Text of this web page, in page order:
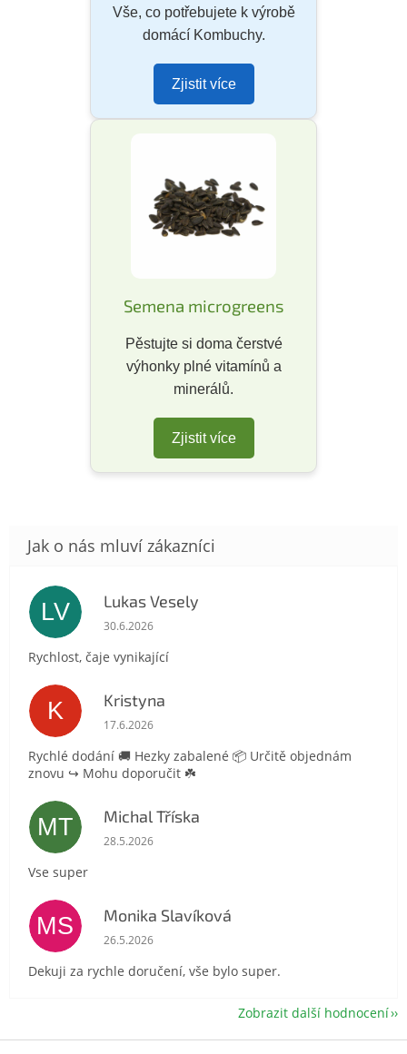
Vše, co potřebujete k výrobě
domácí Kombuchy.
Zjistit více
Semena microgreens
Pěstujte si doma čerstvé
výhonky plné vitamínů a
minerálů.
Zjistit více
LV Lukas Vesely
Hodnocení obchodu je 5 z 5 hvězdiček.
30.6.2026
Rychlost, čaje vynikající
K Kristyna
Hodnocení obchodu je 5 z 5 hvězdiček.
17.6.2026
Rychlé dodání 🚚 Hezky zabalené 📦 Určitě objednám
znovu ↪️ Mohu doporučit ☘️
MT Michal Tříska
Hodnocení obchodu je 5 z 5 hvězdiček.
28.5.2026
Vse super
MS Monika Slavíková
Hodnocení obchodu je 5 z 5 hvězdiček.
26.5.2026
Dekuji za rychle doručení, vše bylo super.
Zobrazit další hodnocení